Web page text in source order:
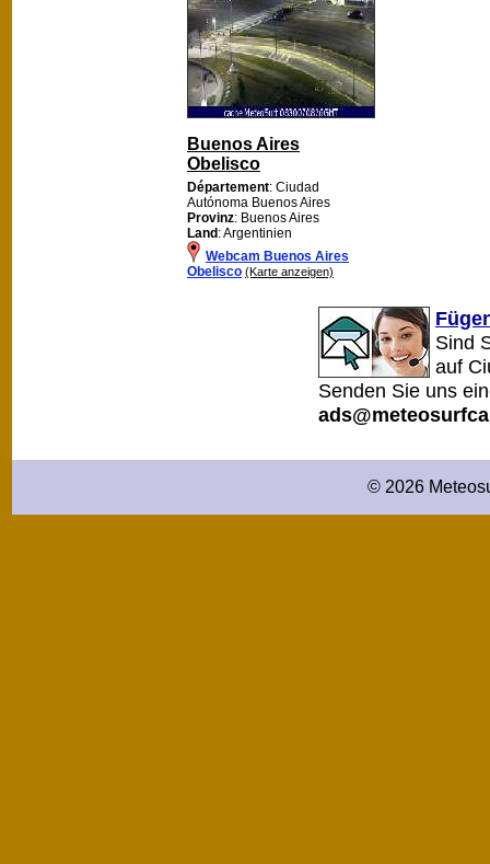
Buenos Aires
Obelisco
Département: Ciudad
Autónoma Buenos Aires
Provinz: Buenos Aires
Land: Argentinien
Webcam Buenos Aires
Obelisco (Karte anzeigen)
Sind
auf
Senden Sie uns
© 2026